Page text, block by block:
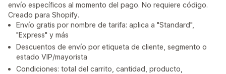
envío específicos al momento del pago. No requiere código.
Creado para Shopify.
Envío gratis por nombre de tarifa: aplica a "Standard",
"Express" y más
Descuentos de envío por etiqueta de cliente, segmento o
estado VIP/mayorista
Condiciones: total del carrito, cantidad, producto,